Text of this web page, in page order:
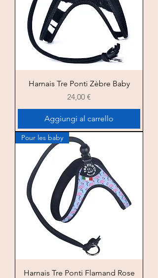
Harnais Tre Ponti Zèbre Baby
Prezzo
24,00 €
Aggiungi al carrello
Pour les baby
Harnais Tre Ponti Flamand Rose